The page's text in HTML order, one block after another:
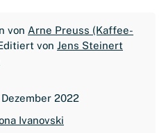
von Arne Preuss (Kaffee-
von Jens Steinert
2022
Ivanovski